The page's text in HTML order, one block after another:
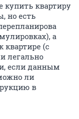
купить квартиру
но есть
а
(с
легально
если данным
ли
в